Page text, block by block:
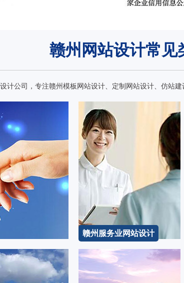
赣州网站设计常见
计公司，专注赣州模板网站设计、定制网站设计、仿站建
赣州服务业网站设计